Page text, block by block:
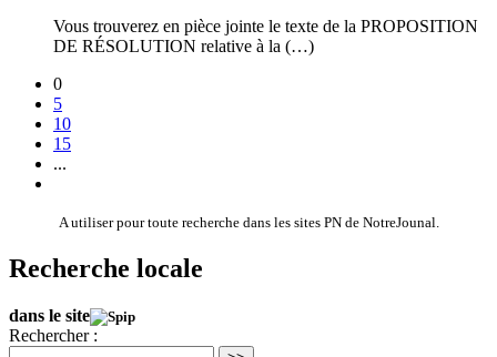
Vous trouverez en pièce jointe le texte de la PROPOSITION
DE RÉSOLUTION relative à la (…)
0
5
10
15
...
A utiliser pour toute recherche dans les sites PN de NotreJounal.
Recherche locale
dans le site
Rechercher :